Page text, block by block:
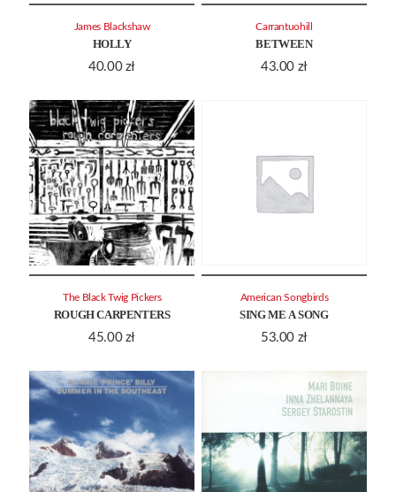
HOLLY
40.00 zł
James Blackshaw
BETWEEN
43.00 zł
Carrantuohill
ROUGH CARPENTERS
45.00 zł
The Black Twig Pickers
SING ME A SONG
53.00 zł
American Songbirds